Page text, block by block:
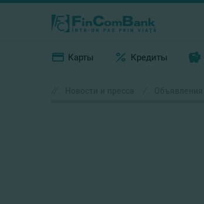
Карты Кредиты